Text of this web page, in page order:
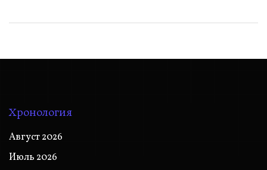
Хронология
Август 2026
Июль 2026